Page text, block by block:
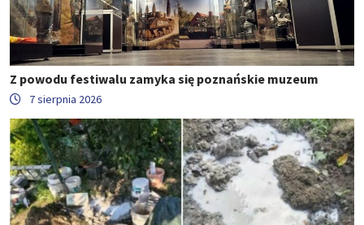
Z powodu festiwalu zamyka się poznańskie muzeum
7 sierpnia 2026